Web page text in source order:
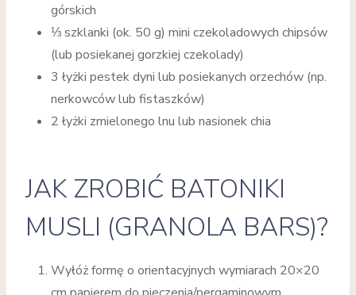
górskich
⅓ szklanki (ok. 50 g) mini czekoladowych chipsów
(lub posiekanej gorzkiej czekolady)
3 łyżki pestek dyni lub posiekanych orzechów (np.
nerkowców lub fistaszków)
2 łyżki zmielonego lnu lub nasionek chia
JAK ZROBIĆ BATONIKI
MUSLI (GRANOLA BARS)?
Wyłóż formę o orientacyjnych wymiarach 20×20